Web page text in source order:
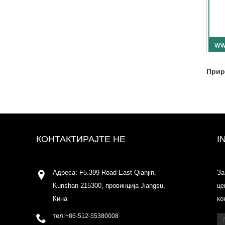
КОНТАКТИРАЈТЕ НЕ
Адреса: F5.399 Road East Qianjin,
Kunshan 215300, провинција Jiangsu,
Кина
тел:+86-512-55380008